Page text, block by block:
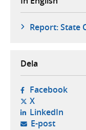
Report: State
Dela
Facebook-
X- öppnas i
LinkedIn-
E-post-